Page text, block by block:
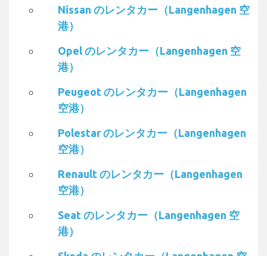
Nissan のレンタカー（Langenhagen 空
港）
Opel のレンタカー（Langenhagen 空
港）
Peugeot のレンタカー（Langenhagen
空港）
Polestar のレンタカー（Langenhagen
空港）
Renault のレンタカー（Langenhagen
空港）
Seat のレンタカー（Langenhagen 空
港）